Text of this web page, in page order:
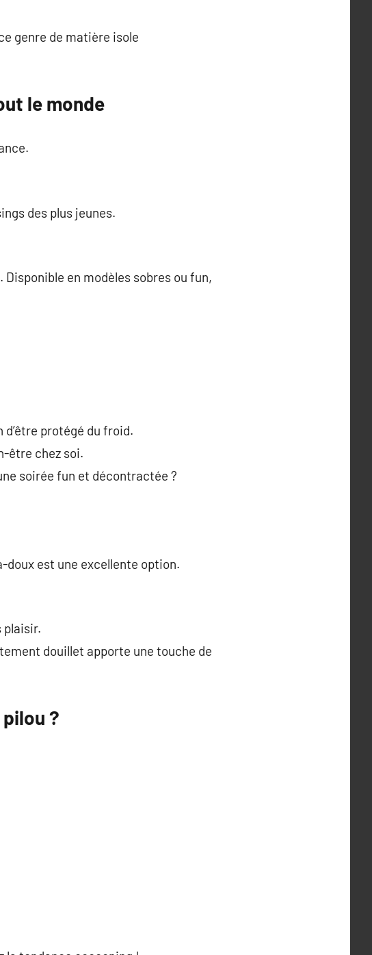
genre de matière isole
le monde
des plus jeunes.
en modèles sobres ou fun,
protégé du froid.
être chez soi.
soirée fun et décontractée ?
doux est une excellente option.
plaisir.
douillet apporte une touche de
?